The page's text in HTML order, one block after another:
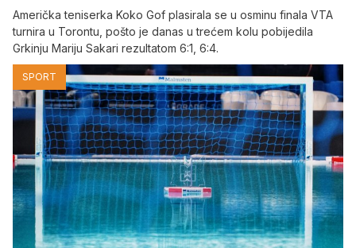
Američka teniserka Koko Gof plasirala se u osminu finala VTA
turnira u Torontu, pošto je danas u trećem kolu pobijedila
Grkinju Mariju Sakari rezultatom 6:1, 6:4.
SPORT